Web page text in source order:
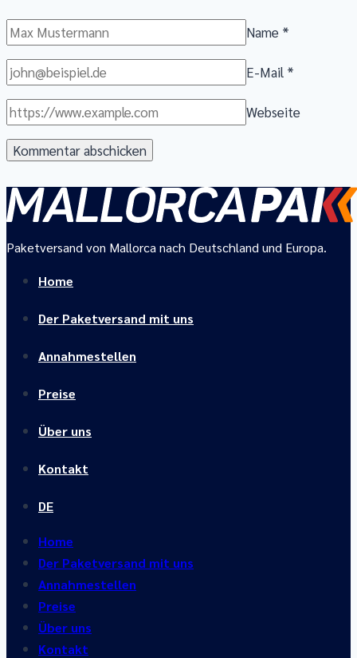
Name *
E-Mail *
Webseite
Paketversand von Mallorca nach Deutschland und Europa.
Home
Der Paketversand mit uns
Annahmestellen
Preise
Über uns
Kontakt
DE
Home
Der Paketversand mit uns
Annahmestellen
Preise
Über uns
Kontakt